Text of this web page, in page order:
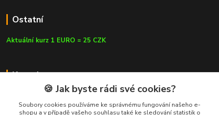
Ostatní
Aktuální kurz 1 EURO = 25 CZK
Kontakty
🍪 Jak byste rádi své cookies?
Soubory cookies používáme ke správnému fungování našeho e-
shopu a v případě vašeho souhlasu také ke sledování statistik o